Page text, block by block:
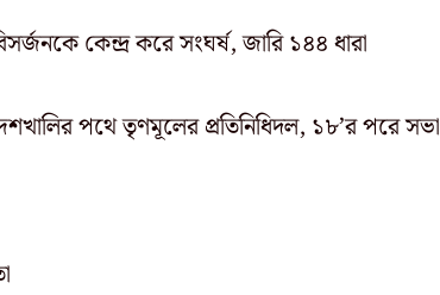
কেন্দ্র করে সংঘর্ষ, জারি ১৪৪ ধারা
পথে তৃণমূলের প্রতিনিধিদল, ১৮’র পরে সভা